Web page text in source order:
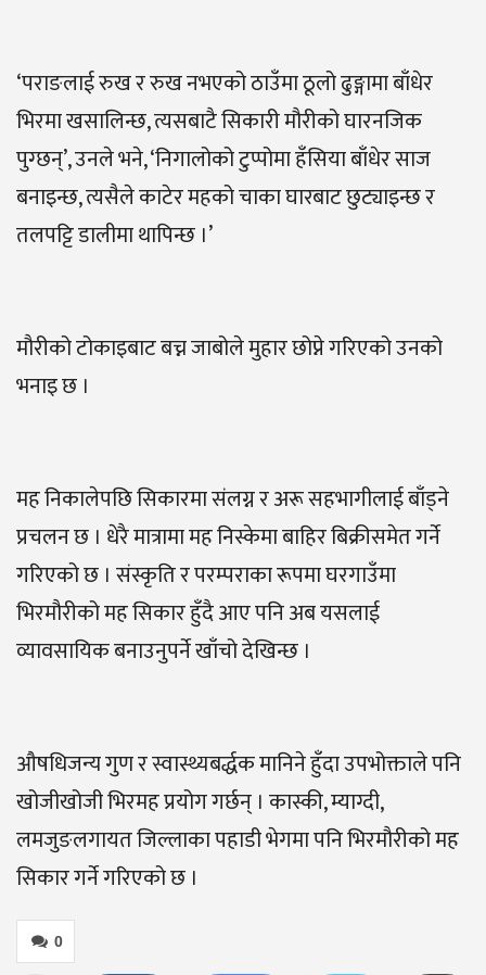
‘पराङलाई रुख र रुख नभएको ठाउँमा ठूलो ढुङ्गामा बाँधेर
भिरमा खसालिन्छ, त्यसबाटै सिकारी मौरीको घारनजिक
पुग्छन्’, उनले भने, ‘निगालोको टुप्पोमा हँसिया बाँधेर साज
बनाइन्छ, त्यसैले काटेर महको चाका घारबाट छुट्याइन्छ र
तलपट्टि डालीमा थापिन्छ ।’
मौरीको टोकाइबाट बच्न जाबोले मुहार छोप्ने गरिएको उनको
भनाइ छ ।
मह निकालेपछि सिकारमा संलग्न र अरू सहभागीलाई बाँड्ने
प्रचलन छ । धेरै मात्रामा मह निस्केमा बाहिर बिक्रीसमेत गर्ने
गरिएको छ । संस्कृति र परम्पराका रूपमा घरगाउँमा
भिरमौरीको मह सिकार हुँदै आए पनि अब यसलाई
व्यावसायिक बनाउनुपर्ने खाँचो देखिन्छ ।
औषधिजन्य गुण र स्वास्थ्यबर्द्धक मानिने हुँदा उपभोक्ताले पनि
खोजीखोजी भिरमह प्रयोग गर्छन् । कास्की, म्याग्दी,
लमजुङलगायत जिल्लाका पहाडी भेगमा पनि भिरमौरीको मह
सिकार गर्ने गरिएको छ ।
0